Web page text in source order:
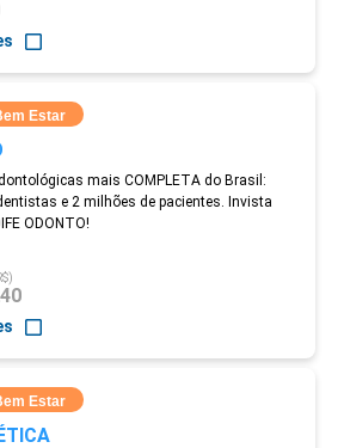
Estar
mais COMPLETA do Brasil:
e 2 milhões de pacientes. Invista
ODONTO!
Estar